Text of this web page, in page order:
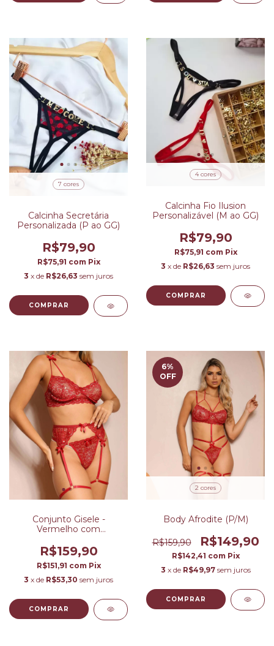
7 cores
Calcinha Secretária
Personalizada (P ao GG)
R$79,90
R$75,91 com Pix
3 x de R$26,63 sem juros
COMPRAR
4 cores
Calcinha Fio Ilusion
Personalizável (M ao GG)
R$79,90
R$75,91 com Pix
3 x de R$26,63 sem juros
COMPRAR
Conjunto Gisele -
Vermelho com
R$159,90
R$151,91 com Pix
3 x de R$53,30 sem juros
COMPRAR
6%
OFF
2 cores
Body Afrodite (P/M)
R$159,90 R$149,90
R$142,41 com Pix
3 x de R$49,97 sem juros
COMPRAR